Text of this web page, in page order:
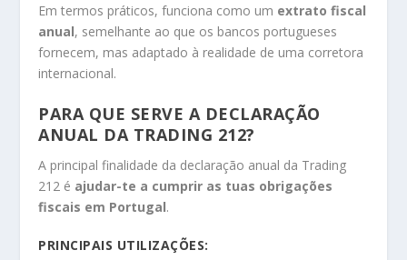
Em termos práticos, funciona como um extrato fiscal
anual, semelhante ao que os bancos portugueses
fornecem, mas adaptado à realidade de uma corretora
internacional.
PARA QUE SERVE A DECLARAÇÃO
ANUAL DA TRADING 212?
A principal finalidade da declaração anual da Trading
212 é ajudar-te a cumprir as tuas obrigações
fiscais em Portugal.
PRINCIPAIS UTILIZAÇÕES: